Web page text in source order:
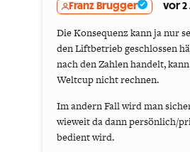
Franz Brugger vor 2
Die Konsequenz kann ja nur
den Liftbetrieb geschlossen
nach den Zahlen handelt,
Weltcup nicht rechnen.
Im andern Fall wird man
wieweit da dann persönlich/
bedient wird.